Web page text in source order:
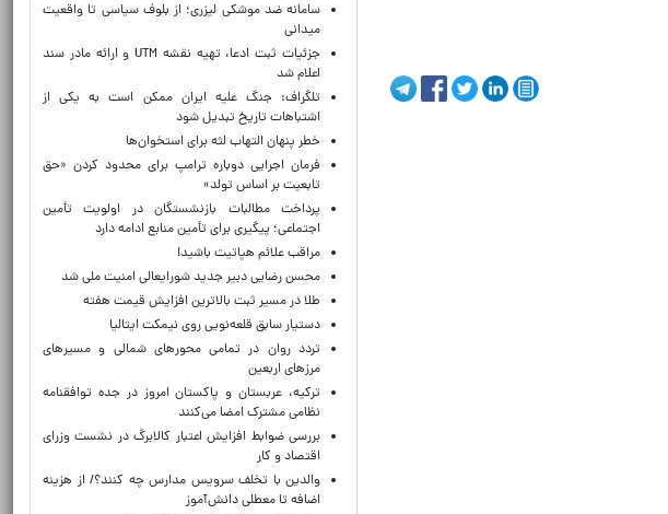
سامانه ضد موشکی لیزری؛ از بلوف سیاسی تا واقعیت
میدانی
جزئیات ثبت ادعا، تهیه نقشه UTM و ارائه مادر سند
اعلام شد
تلگراف: جنگ علیه ایران ممکن است به یکی از
اشتباهات تاریخ تبدیل شود
خطر پنهان التهاب لثه برای استخوان‌ها
فرمان اجرایی دوباره ترامپ برای محدود کردن «حق
تابعیت بر اساس تولد»
پرداخت مطالبات بازنشستگان در اولویت تأمین
اجتماعی؛ پیگیری برای تأمین منابع ادامه دارد
مراقب علائم هپاتیت باشید!
محسن رضایی دبیر جدید شورایعالی امنیت ملی شد
طلا در مسیر ثبت بالاترین افزایش قیمت هفته
دستیار سابق قلعه‌نویی روی نیمکت ایتالیا
تردد روان در تمامی محورهای شمالی و مسیرهای
مرزهای اربعین
ترکیه، عربستان و پاکستان امروز در جده توافقنامه
نظامی مشترک امضا می‌کنند
بررسی ضوابط افزایش اعتبار کالابرگ در نشست وزرای
اقتصاد و کار
والدین با تخلف سرویس مدارس چه کنند؟/ از هزینه
اضافه تا معطلی دانش‌آموز